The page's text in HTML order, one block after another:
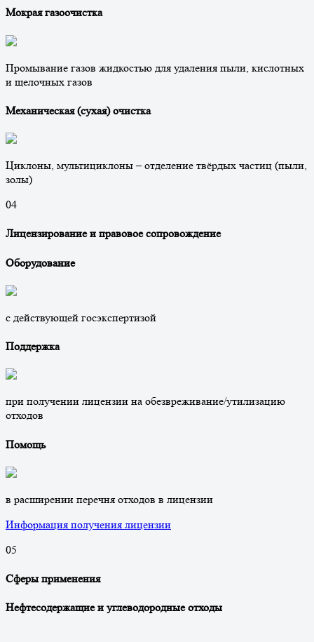
Мокрая газоочистка
Промывание газов жидкостью для удаления пыли, кислотных
и щелочных газов
Механическая (сухая) очистка
Циклоны, мультициклоны – отделение твёрдых частиц (пыли,
золы)
04
Лицензирование и правовое сопровождение
Оборудование
с действующей госэкспертизой
Поддержка
при получении лицензии на обезвреживание/утилизацию
отходов
Помощь
в расширении перечня отходов в лицензии
Информация получения лицензии
05
Сферы применения
Нефтесодержащие и углеводородные отходы